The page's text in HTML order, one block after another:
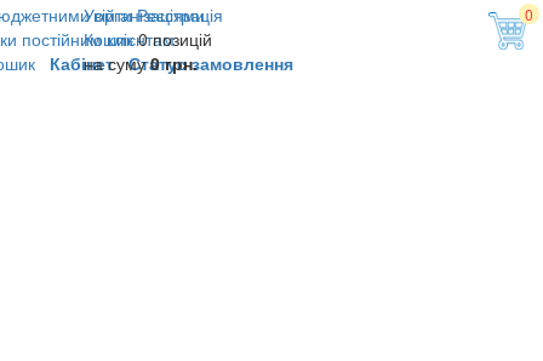
0
організаціями
постійним клієнтам
Кабінет Статус замовлення
Увійти Реєстрація
Кошик0 позицій
на суму0 грн.